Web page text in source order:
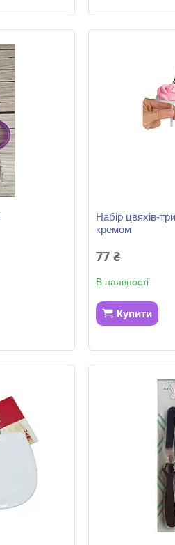
Набір цвяхів-
кремом
77 ₴
В наявності
Купити